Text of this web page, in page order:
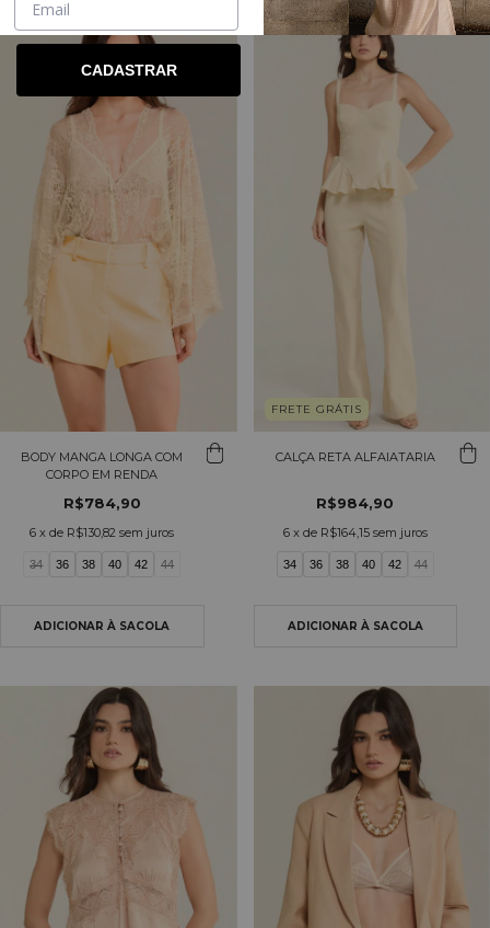
BODY MANGA LONGA COM
CORPO EM RENDA
R$784,90
6 x de R$130,82 sem juros
34 36 38 40 42 44
FRETE GRÁTIS
CALÇA RETA ALFAIATARIA
R$984,90
6 x de R$164,15 sem juros
34 36 38 40 42 44
CADASTRAR